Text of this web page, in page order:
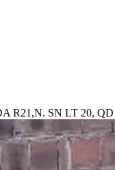
R21,N. SN LT 20,